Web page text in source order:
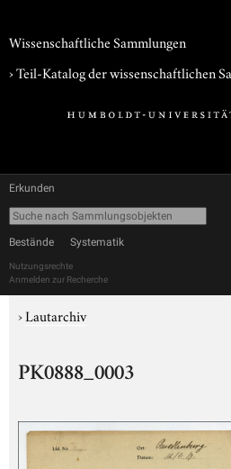
Wissenschaftliche Sammlungen
› Teil-Katalog der wissenschaftlichen
Erkunden
Bestände Systematik
Nutzungsrechte
Anmelden zur Recherche
›Lautarchiv
PK0888_0003